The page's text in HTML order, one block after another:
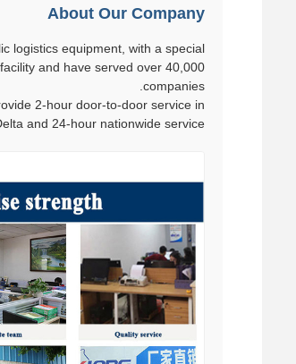
About Our Company
logistics equipment, with a special
and have served over 40,000
companies.
2-hour door-to-door service in
and 24-hour nationwide service.